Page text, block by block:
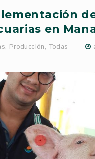
en
, Producción , Todas